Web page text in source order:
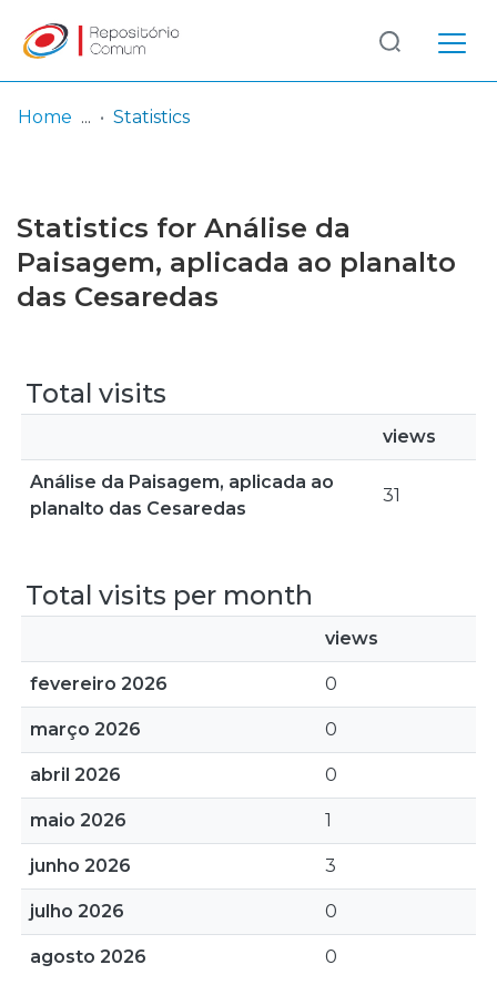
Browse repository
Entities
Log
In
(current)
Home Statistics
Statistics for Análise da
Paisagem, aplicada ao planalto
das Cesaredas
Total visits
views
Análise da Paisagem, aplicada ao
planalto das Cesaredas
31
Total visits per month
views
fevereiro 2026 0
março 2026 0
abril 2026 0
maio 2026 1
junho 2026 3
julho 2026 0
agosto 2026 0